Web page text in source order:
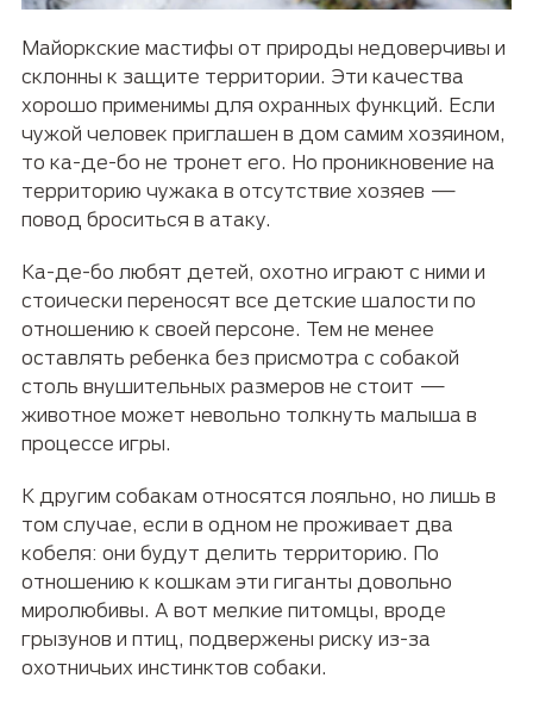
Майоркские мастифы от природы недоверчивы и
склонны к защите территории. Эти качества
хорошо применимы для охранных функций. Если
чужой человек приглашен в дом самим хозяином,
то ка-де-бо не тронет его. Но проникновение на
территорию чужака в отсутствие хозяев —
повод броситься в атаку.
Ка-де-бо любят детей, охотно играют с ними и
стоически переносят все детские шалости по
отношению к своей персоне. Тем не менее
оставлять ребенка без присмотра с собакой
столь внушительных размеров не стоит —
животное может невольно толкнуть малыша в
процессе игры.
К другим собакам относятся лояльно, но лишь в
том случае, если в одном не проживает два
кобеля: они будут делить территорию. По
отношению к кошкам эти гиганты довольно
миролюбивы. А вот мелкие питомцы, вроде
грызунов и птиц, подвержены риску из-за
охотничьих инстинктов собаки.